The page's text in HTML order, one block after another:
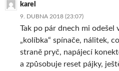
karel
9. DUBNA 2018 (23:07)
Tak po pár dnech mi odešel
„kolíbka“ spínače, nálitek,
straně pryč, napájecí
a způsobuje reset pájky,